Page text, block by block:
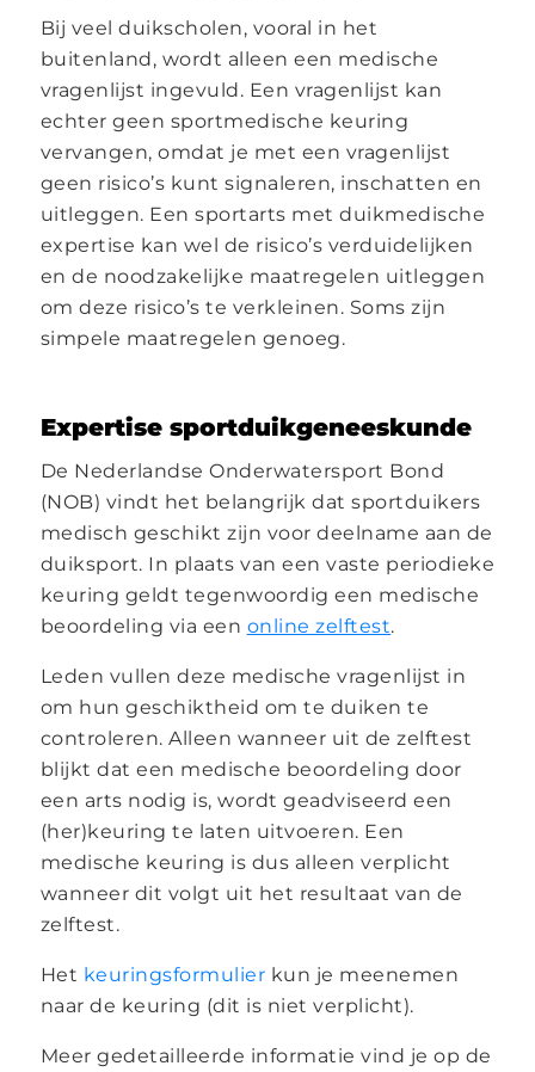
Bij veel duikscholen, vooral in het
buitenland, wordt alleen een medische
vragenlijst ingevuld. Een vragenlijst kan
echter geen sportmedische keuring
vervangen, omdat je met een vragenlijst
geen risico’s kunt signaleren, inschatten en
uitleggen. Een sportarts met duikmedische
expertise kan wel de risico’s verduidelijken
en de noodzakelijke maatregelen uitleggen
om deze risico’s te verkleinen. Soms zijn
simpele maatregelen genoeg.
Expertise sportduikgeneeskunde
De Nederlandse Onderwatersport Bond
(NOB) vindt het belangrijk dat sportduikers
medisch geschikt zijn voor deelname aan de
duiksport. In plaats van een vaste periodieke
keuring geldt tegenwoordig een medische
beoordeling via een online zelftest.
Leden vullen deze medische vragenlijst in
om hun geschiktheid om te duiken te
controleren. Alleen wanneer uit de zelftest
blijkt dat een medische beoordeling door
een arts nodig is, wordt geadviseerd een
(her)keuring te laten uitvoeren. Een
medische keuring is dus alleen verplicht
wanneer dit volgt uit het resultaat van de
zelftest.
Het keuringsformulier kun je meenemen
naar de keuring (dit is niet verplicht).
Meer gedetailleerde informatie vind je op de